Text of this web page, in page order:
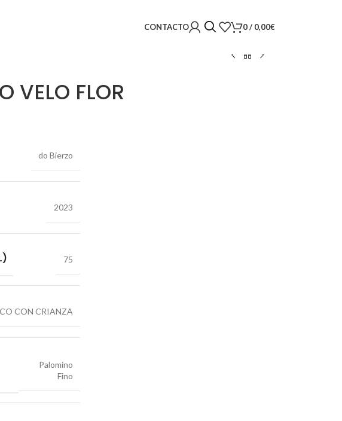
CONTACTO 0/ 0,00€
VELO FLOR
do Bierzo
2023
75
CON CRIANZA
Palomino
Fino